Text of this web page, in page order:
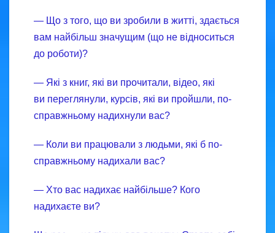
— Що з того, що ви зробили в житті, здається
вам найбільш значущим (що не відноситься
до роботи)?
— Які з книг, які ви прочитали, відео, які
ви переглянули, курсів, які ви пройшли, по-
справжньому надихнули вас?
— Коли ви працювали з людьми, які б по-
справжньому надихали вас?
— Хто вас надихає найбільше? Кого
надихаєте ви?